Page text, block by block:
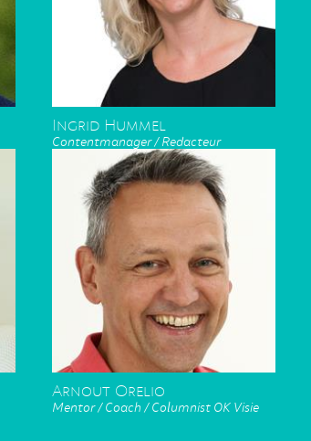
Ingrid Hummel
Contentmanager / Redacteur
Arnout Orelio
Mentor / Coach / Columnist OK Visie